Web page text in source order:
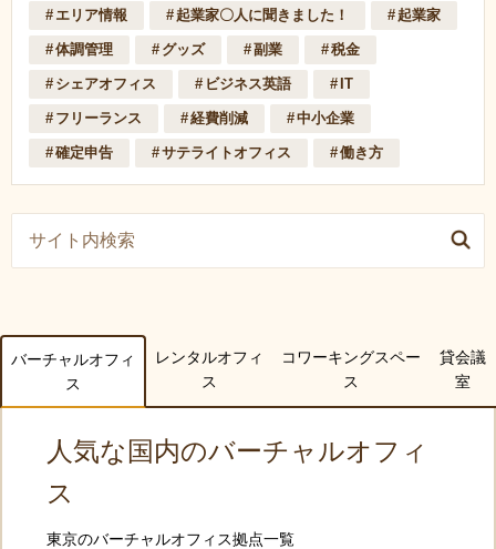
エリア情報 起業家〇人に聞きました！ 起業家
体調管理 グッズ 副業 税金
シェアオフィス ビジネス英語 IT
フリーランス 経費削減 中小企業
確定申告 サテライトオフィス 働き方
バーチャルオフィ
ス
レンタルオフィ
ス
コワーキングスペー
ス
貸会議
室
人気な国内のバーチャルオフィ
ス
東京のバーチャルオフィス拠点一覧